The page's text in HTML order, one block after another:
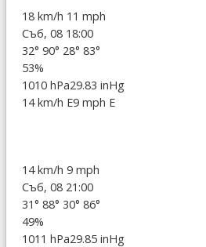
18 km/h 11 mph
Съб, 08 18:00
32° 90° 28° 83°
53%
1010 hPa29.83 inHg
14 km/h E9 mph E
14 km/h 9 mph
Съб, 08 21:00
31° 88° 30° 86°
49%
1011 hPa29.85 inHg